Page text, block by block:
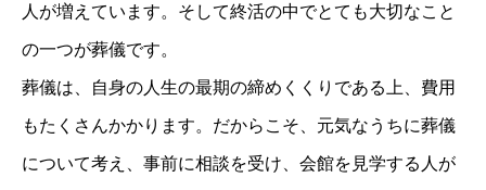
人が増えています。そして終活の中でとても大切なこと
の一つが葬儀です。
葬儀は、自身の人生の最期の締めくくりである上、費用
もたくさんかかります。だからこそ、元気なうちに葬儀
について考え、事前に相談を受け、会館を見学する人が